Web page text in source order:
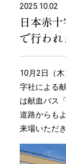
2025.10.02
日本赤
で行われ
10月2日（
字社による
は献血バス
道路からも
来場いただ